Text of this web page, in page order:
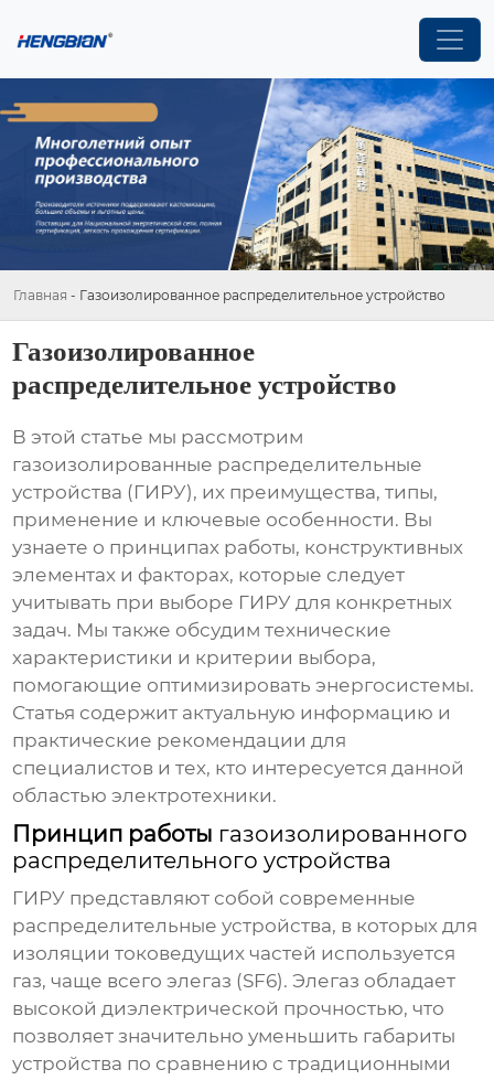
Главная - Газоизолированное распределительное устройство
Газоизолированное
распределительное устройство
В этой статье мы рассмотрим
газоизолированные распределительные
устройства (ГИРУ), их преимущества, типы,
применение и ключевые особенности. Вы
узнаете о принципах работы, конструктивных
элементах и факторах, которые следует
учитывать при выборе ГИРУ для конкретных
задач. Мы также обсудим технические
характеристики и критерии выбора,
помогающие оптимизировать энергосистемы.
Статья содержит актуальную информацию и
практические рекомендации для
специалистов и тех, кто интересуется данной
областью электротехники.
Принцип работы газоизолированного
распределительного устройства
ГИРУ представляют собой современные
распределительные устройства, в которых для
изоляции токоведущих частей используется
газ, чаще всего элегаз (SF6). Элегаз обладает
высокой диэлектрической прочностью, что
позволяет значительно уменьшить габариты
устройства по сравнению с традиционными